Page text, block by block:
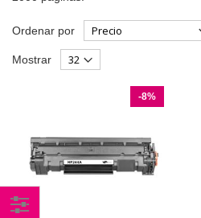
Ordenar por
Mostrar
-8%